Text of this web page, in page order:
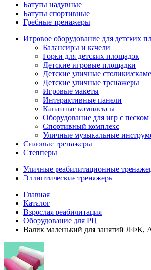
Батуты надувные
Батуты спортивные
Гребные тренажеры
Игровое оборудование для детских
Балансиры и качели
Горки для детских площадок
Детские игровые площадки
Детские уличные столики/
Детские уличные тренажеры
Игровые макеты
Интерактивные панели
Канатные комплексы
Оборудование для игр с песком
Спортивный комплекс
Уличные музыкальные
Силовые тренажеры
Степперы
Уличные реабилитационные
Эллиптические тренажеры
Главная
Каталог
Взрослая реабилитация
Оборудование для РЦ
Валик маленький для занятий ЛФК,